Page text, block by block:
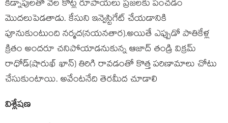
కిడ్నాపులతో వేల కోట్ల రూపాయలు ప్రజలకు పంచడం
మొదలుపెడతాడు. కేసుని ఇన్వెస్టిగేట్ చేయడానికి
పూనుకుంటుంది నర్మద(నయనతార).అయితే ఎప్పుడో పాతికేళ్ల
క్రితం అందరూ చనిపోయాడనుకున్న ఆజాద్ తండ్రి విక్రమ్
రాధోడ్(షారుఖ్ ఖాన్) తిరిగి రావడంతో కొత్త పరిణామాలు చోటు
చేసుకుంటాయి. అవేంటనేది తెరమీద చూడాలి
విశ్లేషణ